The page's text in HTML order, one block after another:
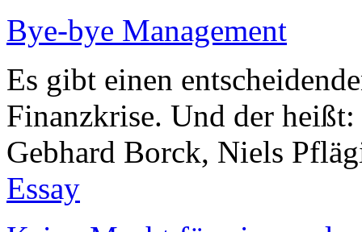
Bye-bye Management
Es gibt einen
Finanzkrise. Und der
Gebhard Borck, Niels
Essay